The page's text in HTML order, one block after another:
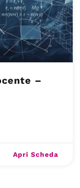
–
Apri Scheda